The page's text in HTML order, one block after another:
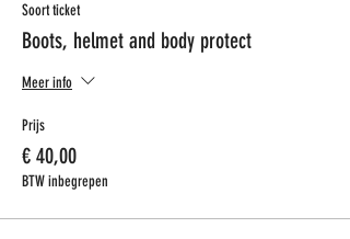
Soort ticket
Boots, helmet and body protect
Meer info
Prijs
€ 40,00
BTW inbegrepen